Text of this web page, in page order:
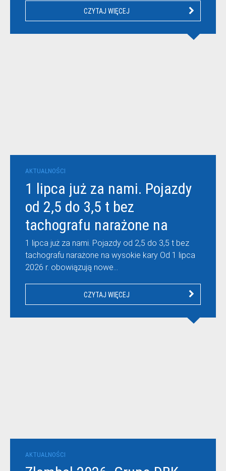
CZYTAJ WIĘCEJ
AKTUALNOŚCI
1 lipca już za nami. Pojazdy
od 2,5 do 3,5 t bez
tachografu narażone na
wysokie kary
1 lipca już za nami. Pojazdy od 2,5 do 3,5 t bez
tachografu narażone na wysokie kary Od 1 lipca
2026 r. obowiązują nowe…
CZYTAJ WIĘCEJ
AKTUALNOŚCI